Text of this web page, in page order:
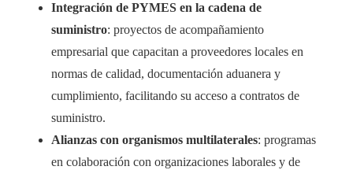
Integración de PYMES en la cadena de
suministro: proyectos de acompañamiento
empresarial que capacitan a proveedores locales en
normas de calidad, documentación aduanera y
cumplimiento, facilitando su acceso a contratos de
suministro.
Alianzas con organismos multilaterales: programas
en colaboración con organizaciones laborales y de